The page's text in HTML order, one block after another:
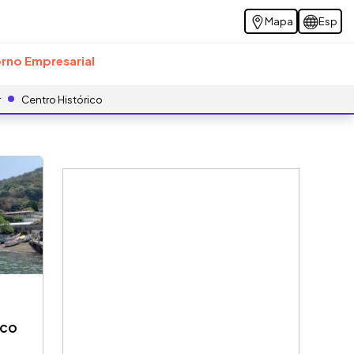
Mapa Esp
Empresarial
Centro Histórico